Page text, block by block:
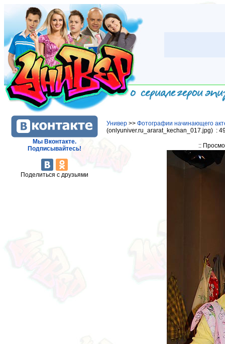
Мы Вконтакте.
Подписывайтесь!
Поделиться с друзьями
Универ >> Фотографии начинающего
(onlyuniver.ru_ararat_kechan_017.jpg) :
::